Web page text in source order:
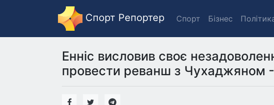
Спорт Репортер Спорт Бізнес
Енніс висловив своє
провести реванш з Чухаджяном